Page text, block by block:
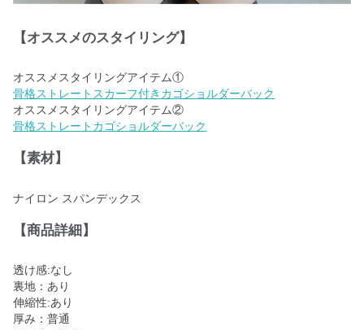
【オススメのスタイリング】
骨格ストレートスカーフ付きカゴショルダーバック
骨格ストレートカゴショルダーバック
【素材】
ナイロン スパンデックス
【商品詳細】
透け感:なし
裏地：あり
伸縮性:あり
厚み：普通